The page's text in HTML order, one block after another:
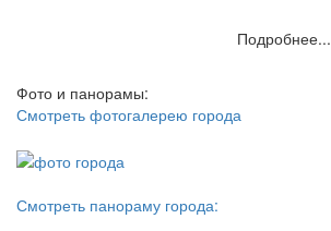
Подробнее...
Фото и панорамы:
Смотреть фотогалерею города
Смотреть панораму города: